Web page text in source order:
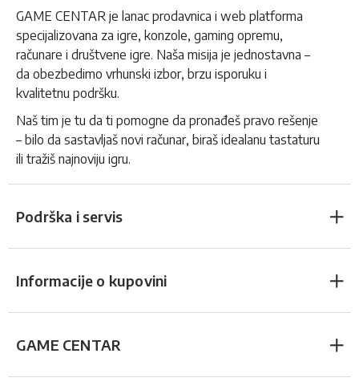
GAME CENTAR je lanac prodavnica i web platforma
specijalizovana za igre, konzole, gaming opremu,
računare i društvene igre. Naša misija je jednostavna –
da obezbedimo vrhunski izbor, brzu isporuku i
kvalitetnu podršku.
Naš tim je tu da ti pomogne da pronađeš pravo rešenje
– bilo da sastavljaš novi računar, biraš idealanu tastaturu
ili tražiš najnoviju igru.
Podrška i servis
Informacije o kupovini
GAME CENTAR